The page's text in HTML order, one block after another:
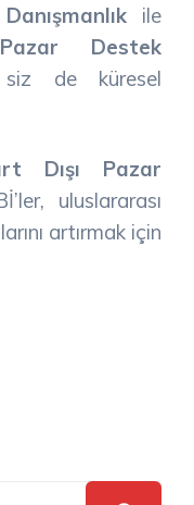
ile
Destek
siz de küresel
Dışı Pazar
uluslararası
artırmak için